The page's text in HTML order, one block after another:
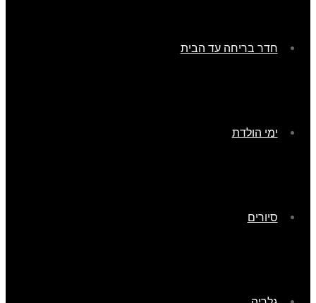
חדר בריחה עד הבית
ימי הולדת
סיורים